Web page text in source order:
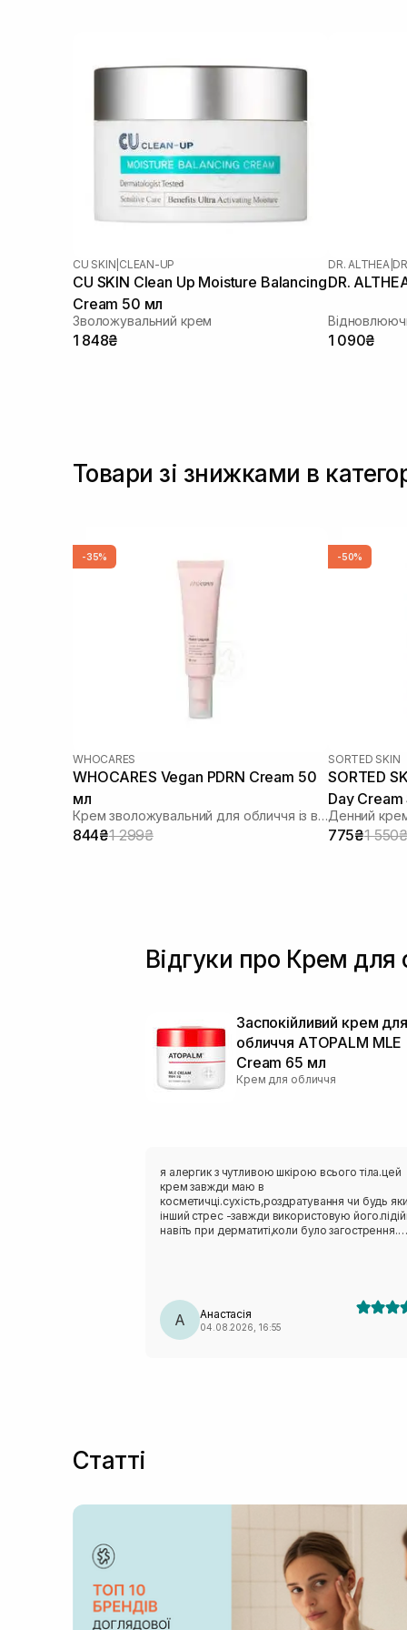
CU SKIN CLEAN-UP
CU SKIN Clean Up Moisture Balancing
Cream 50 мл
Зволожувальний крем
1 848₴
DR. ALTHEA
DR.
1 090₴
Товари зі знижками в
-35%
WHOCARES
WHOCARES Vegan PDRN Cream 50
мл
Крем зволожувальний для обличчя із веганськими полінуклеотидами
844₴1 299₴
-50%
SORTED SKIN
SORTED
Day
Денний
775₴1 550₴
Відгуки про Крем
Заспокійливий крем для
обличчя ATOPALM MLE
Cream 65 мл
Крем для обличчя
я алергик з чутливою шкірою всього тіла.цей
крем завжди маю в
косметичці.сухість,роздратування чи будь
інший стрес -завжди використовую
навіть при дерматиті,коли було загострення.
А Анастасія
04.08.2026, 16:55
Статті